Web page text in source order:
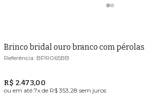
Brinco bridal ouro branco com pérolas
BPR065BB
R$ 2.473,00
ou em até 7x de R$ 353,28 sem juros